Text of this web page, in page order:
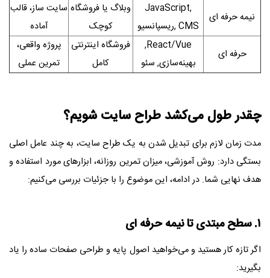
نیمه‌ حرفه‌ ای
JavaScript,
ریسپانسیو, CMS
وبلاگ یا فروشگاه
کوچک
سایت ساز، قالب
آماده
حرفه‌ ای
React/Vue,
بهینه‌سازی, سئو
فروشگاه اینترنتی
کامل
پروژه واقعی،
تمرین عملی
چقدر طول می‌کشد طراح سایت شویم؟
مدت زمان لازم برای تبدیل شدن به یک طراح سایت، به چند عامل اصلی
بستگی دارد: روش آموزشی، میزان تمرین روزانه، ابزارهای مورد استفاده و
هدف نهایی شما. در ادامه، این موضوع را با جزئیات بررسی می‌کنیم:
۱. سطح مبتدی تا نیمه‌ حرفه‌ ای
اگر تازه‌ کار هستید و می‌خواهید اصول پایه و طراحی صفحات ساده را یاد
بگیرید: